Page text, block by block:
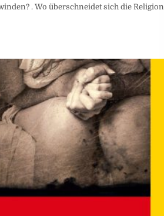
. Wo überschneidet sich die Religion